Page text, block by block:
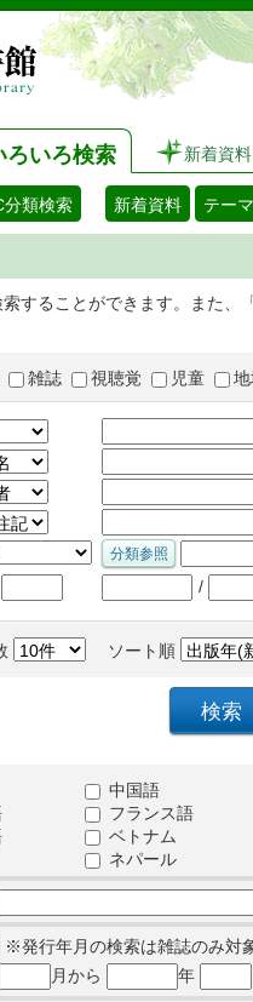
ろいろ検索 新着資料
分類検索 新着資料 テー
することができます。また
雑誌 視聴覚 児童
/
ソート順
中国語
フランス語
ベトナム
ネパール
※発行年月の検索は雑誌のみ対
月から 年